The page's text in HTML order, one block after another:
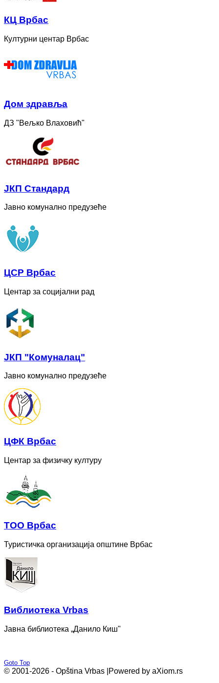
КЦ Врбас
Културни центар Врбас
Дом здравља
ДЗ "Вељко Влаховић"
ЈКП Стандард
Јавно комунално предузеће
ЦСР Врбас
Центар за социјални рад
ЈКП "Комуналац"
Јавно комунално предузеће
ЦФК Врбас
Центар за физичку културу
ТОО Врбас
Туристичка организација општине Врбас
Bиблиотека Vrbas
Јавна библиотека „Данило Киш"
Goto Top
© 2001-2026 - Opština Vrbas | Powered by aXiom.rs